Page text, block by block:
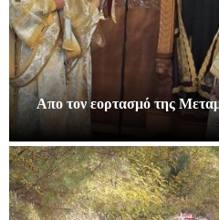
Απο τον εορτασμό της